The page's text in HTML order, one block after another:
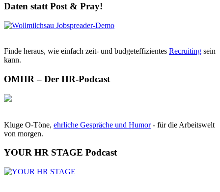
Daten statt Post & Pray!
Finde heraus, wie einfach zeit- und budgeteffizientes Recruiting sein
kann.
OMHR – Der HR-Podcast
Kluge O-Töne, ehrliche Gespräche und Humor- für die Arbeitswelt
von morgen.
YOUR HR STAGE Podcast